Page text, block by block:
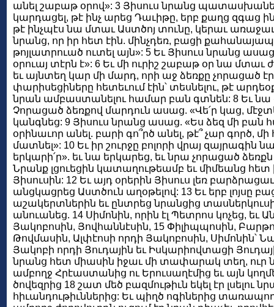
անել շաբաթ օրով»: 3 Յիսուս նրանց
կարդացել, թէ ինչ արեց Դաւիթը, երբ քաղց զգաց
թէ ինչպէս նա մտաւ Աստծոյ տունը, կերաւ
նրանց, որ իր հետ էին. մինչդեռ, բացի
թոյլատրուած ուտել այն»: 5 Եւ Յիսուս նրանց
օրուայ տէրն է»: 6 Եւ մի ուրիշ շաբաթ օր նա մտաւ
եւ այնտեղ կար մի մարդ, որի աջ ձեռքը չորացած
փարիսեցիները հետեւում էին՝ տեսնելու, թէ
նրան ամբաստանելու համար բան գտնեն: 8 Եւ նա
Չորացած ձեռքով մարդուն ասաց. «Վե՛ր կաց,
կանգնեց: 9 Յիսուս նրանց ասաց. «Ես ձեզ մի բան
օրինաւոր անել. բարի գո՞րծ անել, թէ՞ չար գործ,
մատնել»: 10 Եւ իր շուրջը բոլորի վրայ զայրագին
երկարի՛ր». եւ նա երկարեց, եւ նրա չորացած
Նրանք լցուեցին կատաղութեամբ եւ միմեանց հետ
Յիսուսին: 12 Եւ այդ օրերին Յիսուս լեռ
անցկացրեց Աստծուն աղօթելով: 13 Եւ երբ լոյսը
աշակերտներին եւ ընտրեց նրանցից
անուանեց. 14 Սիմոնին, որին էլ Պետրոս կոչեց, եւ
Յակոբոսին, Յովհաննէսին, 15 Փիլիպպոսին,
Թովմասին, Ալփէոսի որդի Յակոբոսին, Սիմոնին՝
Յակոբի որդի Յուդային եւ Իսկարիովտացի
նրանց հետ միասին իջաւ մի տափարակ տեղ, ուր
ամբողջ Հրէաստանից ու Երուսաղէմից եւ այն
ծովեզրից 18 շատ մեծ բազմութիւն եկել էր լսելու
հիւանդութիւններից: Եւ պիղծ ոգիներից